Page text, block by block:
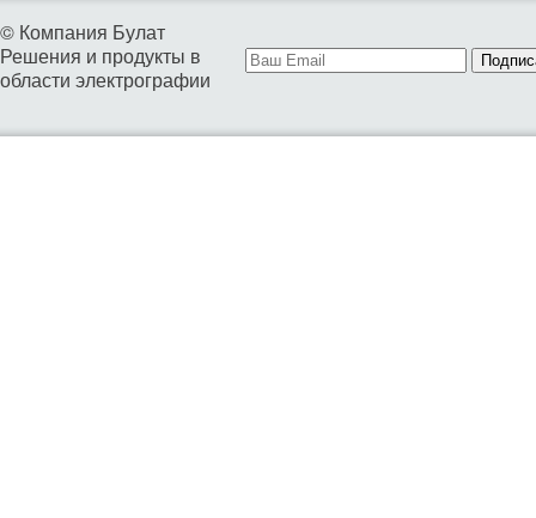
© Компания Булат
Решения и продукты в
области электрографии